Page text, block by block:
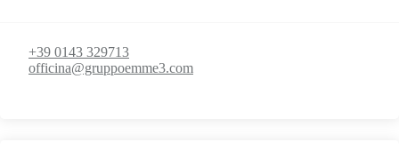
+39 0143 329713
officina@gruppoemme3.com